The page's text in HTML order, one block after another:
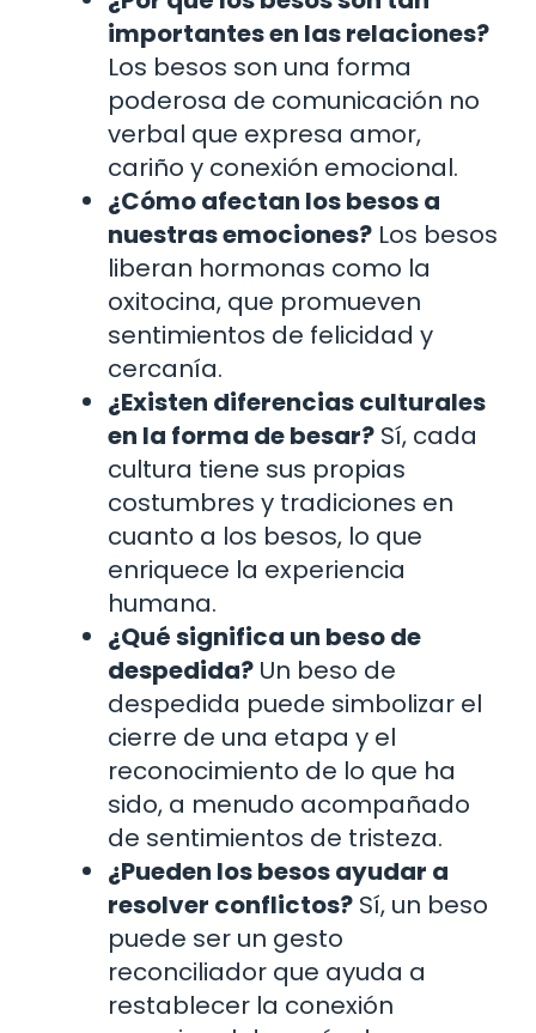
importantes en las relaciones?
Los besos son una forma
poderosa de comunicación no
verbal que expresa amor,
cariño y conexión emocional.
¿Cómo afectan los besos a
nuestras emociones? Los besos
liberan hormonas como la
oxitocina, que promueven
sentimientos de felicidad y
cercanía.
¿Existen diferencias culturales
en la forma de besar? Sí, cada
cultura tiene sus propias
costumbres y tradiciones en
cuanto a los besos, lo que
enriquece la experiencia
humana.
¿Qué significa un beso de
despedida? Un beso de
despedida puede simbolizar el
cierre de una etapa y el
reconocimiento de lo que ha
sido, a menudo acompañado
de sentimientos de tristeza.
¿Pueden los besos ayudar a
resolver conflictos? Sí, un beso
puede ser un gesto
reconciliador que ayuda a
restablecer la conexión